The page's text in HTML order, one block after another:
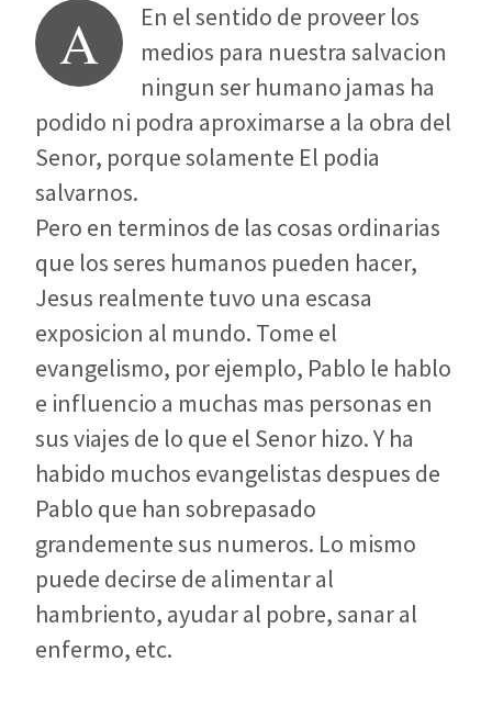
A
En el sentido de proveer los
medios para nuestra salvacion
ningun ser humano jamas ha
podido ni podra aproximarse a la obra del
Senor, porque solamente El podia
salvarnos.
Pero en terminos de las cosas ordinarias
que los seres humanos pueden hacer,
Jesus realmente tuvo una escasa
exposicion al mundo. Tome el
evangelismo, por ejemplo, Pablo le hablo
e influencio a muchas mas personas en
sus viajes de lo que el Senor hizo. Y ha
habido muchos evangelistas despues de
Pablo que han sobrepasado
grandemente sus numeros. Lo mismo
puede decirse de alimentar al
hambriento, ayudar al pobre, sanar al
enfermo, etc.